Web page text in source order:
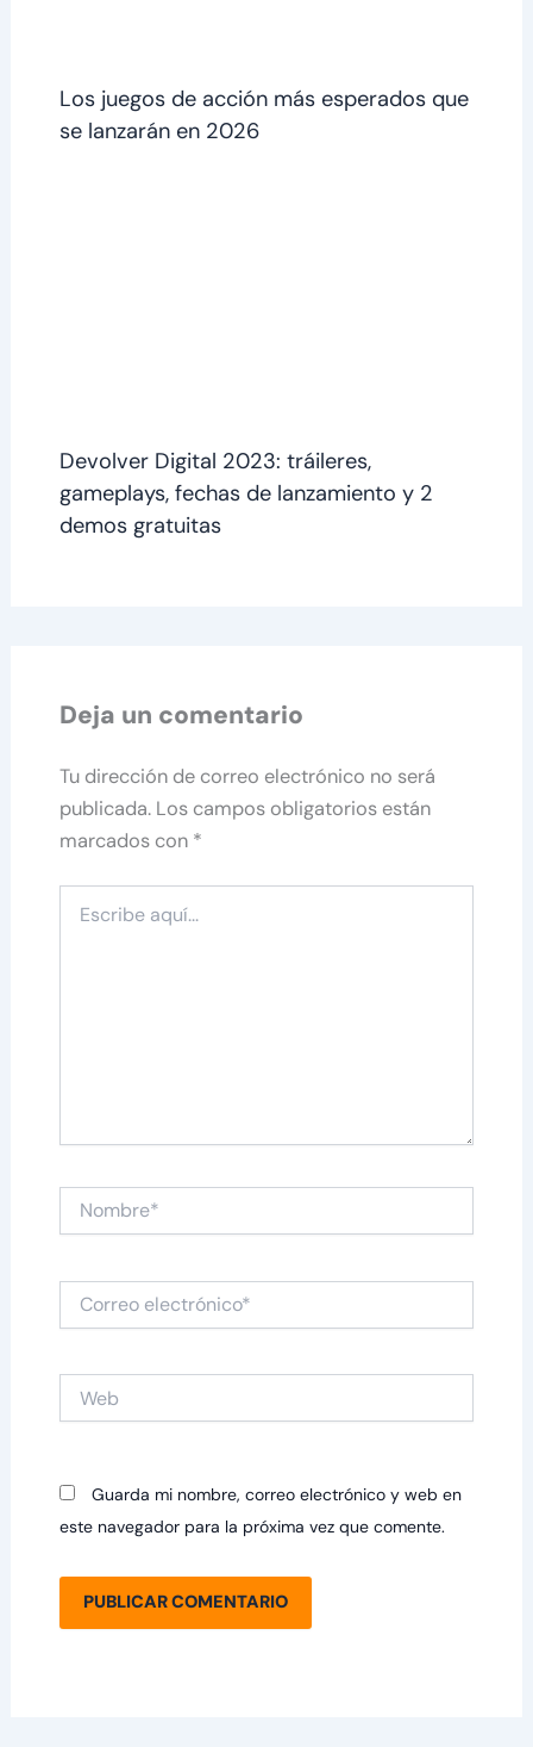
Los juegos de acción más esperados que
se lanzarán en 2026
Devolver Digital 2023: tráileres,
gameplays, fechas de lanzamiento y 2
demos gratuitas
Deja un comentario
Tu dirección de correo electrónico no será
publicada. Los campos obligatorios están
marcados con *
aquí...
Nombre*
electrónico*
Guarda mi nombre, correo electrónico y web en
este navegador para la próxima vez que comente.